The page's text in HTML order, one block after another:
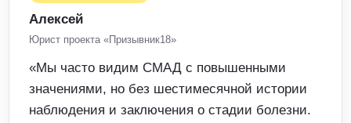
Алексей
Юрист проекта «Призывник18»
«Мы часто видим СМАД с повышенными
значениями, но без шестимесячной истории
наблюдения и заключения о стадии болезни.